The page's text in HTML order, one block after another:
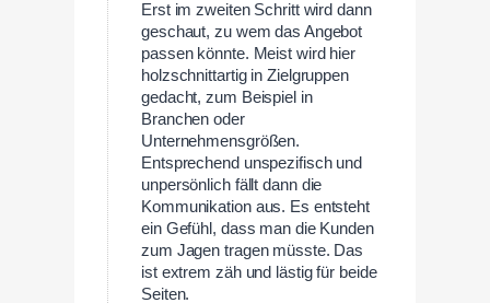
Erst im zweiten Schritt wird dann
geschaut, zu wem das Angebot
passen könnte. Meist wird hier
holzschnittartig in Zielgruppen
gedacht, zum Beispiel in
Branchen oder
Unternehmensgrößen.
Entsprechend unspezifisch und
unpersönlich fällt dann die
Kommunikation aus. Es entsteht
ein Gefühl, dass man die Kunden
zum Jagen tragen müsste. Das
ist extrem zäh und lästig für beide
Seiten.